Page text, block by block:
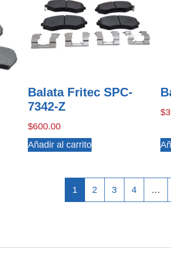
Balata Fritec SPC-
7342-Z
$600.00
Añadir al carrito
$
1 2 3 4 …